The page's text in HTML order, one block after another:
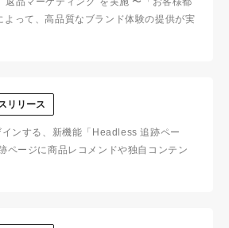
よって、高品質なブランド体験の提供が実
リリース
ンする、新機能「Headless 追跡ペー
ページに商品レコメンドや独自コンテン